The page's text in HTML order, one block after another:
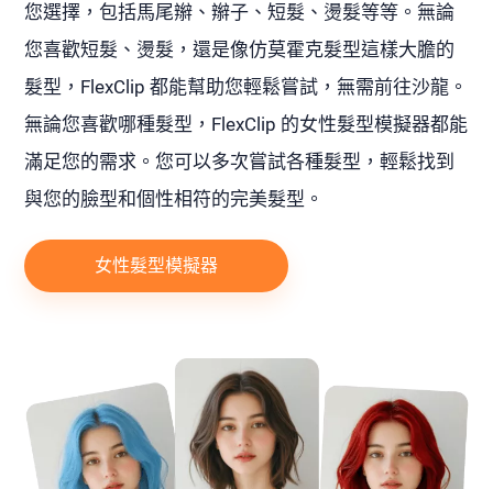
您選擇，包括馬尾辮、辮子、短髮、燙髮等等。無論
您喜歡短髮、燙髮，還是像仿莫霍克髮型這樣大膽的
髮型，FlexClip 都能幫助您輕鬆嘗試，無需前往沙龍。
無論您喜歡哪種髮型，FlexClip 的女性髮型模擬器都能
滿足您的需求。您可以多次嘗試各種髮型，輕鬆找到
與您的臉型和個性相符的完美髮型。
女性髮型模擬器